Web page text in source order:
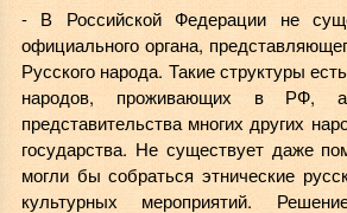
- В Российской Федерации не
официального органа,
Русского народа. Такие структуры
народов, проживающих в РФ,
представительства многих других
государства. Не существует даже
могли бы собраться этнические
культурных мероприятий.